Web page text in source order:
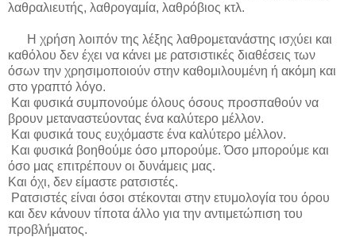
λαθραλιευτής, λαθρογαμία, λαθρόβιος κτλ.
Η χρήση λοιπόν της λέξης λαθρομετανάστης ισχύει και
καθόλου δεν έχει να κάνει με ρατσιστικές διαθέσεις των
όσων την χρησιμοποιούν στην καθομιλουμένη ή ακόμη και
στο γραπτό λόγο.
Και φυσικά συμπονούμε όλους όσους προσπαθούν να
βρουν μεταναστεύοντας ένα καλύτερο μέλλον.
Και φυσικά τους ευχόμαστε ένα καλύτερο μέλλον.
Και φυσικά βοηθούμε όσο μπορούμε. Όσο μπορούμε και
όσο μας επιτρέπουν οι δυνάμεις μας.
Και όχι, δεν είμαστε ρατσιστές.
Ρατσιστές είναι όσοι στέκονται στην ετυμολογία του όρου
και δεν κάνουν τίποτα άλλο για την αντιμετώπιση του
προβλήματος.